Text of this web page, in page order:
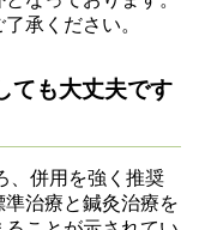
承ください。
ても大丈夫です
、併用を強く推奨
治療と鍼灸治療を